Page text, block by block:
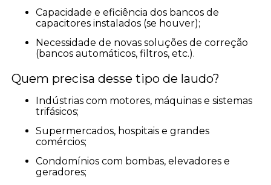
Capacidade e eficiência dos bancos de
capacitores instalados (se houver);
Necessidade de novas soluções de correção
(bancos automáticos, filtros, etc.).
Quem precisa desse tipo de laudo?
trifásicos;
Supermercados, hospitais e grandes
comércios;
Condomínios com bombas, elevadores e
geradores;